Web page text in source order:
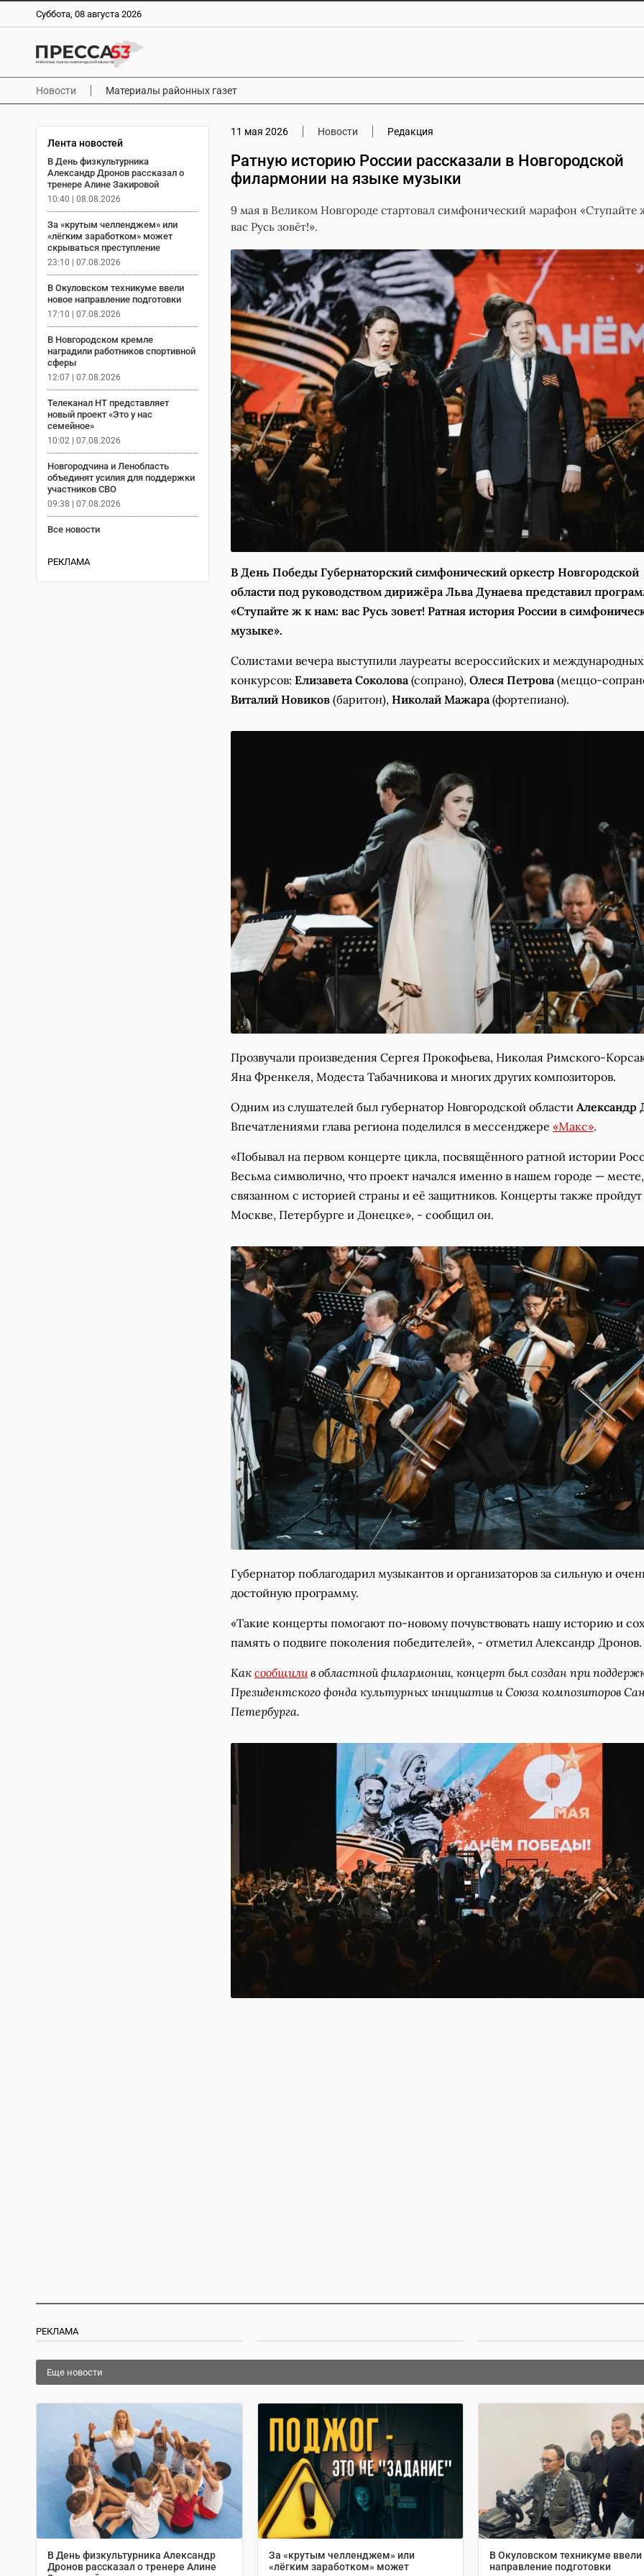
Суббота, 08 августа 2026
Новости Материалы районных газет
Лента новостей
В День физкультурника
Александр Дронов рассказал о
тренере Алине Закировой
10:40 | 08.08.2026
За «крутым челленджем» или
«лёгким заработком» может
скрываться преступление
23:10 | 07.08.2026
В Окуловском техникуме ввели
новое направление подготовки
17:10 | 07.08.2026
В Новгородском кремле
наградили работников спортивной
сферы
12:07 | 07.08.2026
Телеканал НТ представляет
новый проект «Это у нас
семейное»
10:02 | 07.08.2026
Новгородчина и Ленобласть
объединят усилия для поддержки
участников СВО
09:38 | 07.08.2026
Все новости
РЕКЛАМА
11 мая 2026 Новости Редакция
Ратную историю России рассказали в Новгородской
филармонии на языке музыки
9 мая в Великом Новгороде стартовал симфонический марафон «Ступайте
вас Русь зовёт!».
В День Победы Губернаторский симфонический оркестр Новгородской
области под руководством дирижёра Льва Дунаева представил
«Ступайте ж к нам: вас Русь зовет! Ратная история России в
музыке».
Солистами вечера выступили лауреаты всероссийских и международных
конкурсов: Елизавета Соколова (сопрано), Олеся Петрова (меццо-
Виталий Новиков(баритон), Николай Мажара (фортепиано).
Прозвучали произведения Сергея Прокофьева, Николая Римского-
Яна Френкеля, Модеста Табачникова и многих других композиторов.
Одним из слушателей был губернатор Новгородской области Александр
Впечатлениями глава региона поделился в мессенджере «Макс».
«Побывал на первом концерте цикла, посвящённого ратной истории
Весьма символично, что проект начался именно в нашем городе —
связанном с историей страны и её защитников. Концерты также пройдут
Москве, Петербурге и Донецке», - сообщил он.
Губернатор поблагодарил музыкантов и организаторов за сильную и
достойную программу.
«Такие концерты помогают по-новому почувствовать нашу историю и
память о подвиге поколения победителей», - отметил Александр Дронов.
Как сообщилив областной филармонии, концерт был создан при
Президентского фонда культурных инициатив и Союза композиторов
Петербурга.
РЕКЛАМА
Еще новости
В День физкультурника Александр
Дронов рассказал о тренере Алине
За «крутым челленджем» или
«лёгким заработком» может
В Окуловском техникуме ввели
направление подготовки